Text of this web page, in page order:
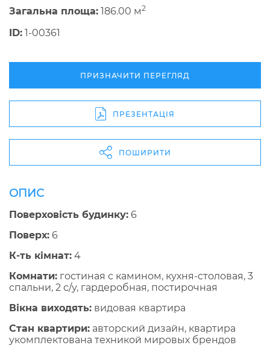
Загальна площа: 186.00 м2
ID: 1-00361
ПРИЗНАЧИТИ ПЕРЕГЛЯД
ПРЕЗЕНТАЦІЯ
ПОШИРИТИ
ОПИС
Поверховість будинку: 6
Поверх: 6
К-ть кімнат: 4
Комнати: гостиная с камином, кухня-столовая, 3
спальни, 2 с/у, гардеробная, постирочная
Вікна виходять: видовая квартира
Стан квартири: авторский дизайн, квартира
укомплектована техникой мировых брендов